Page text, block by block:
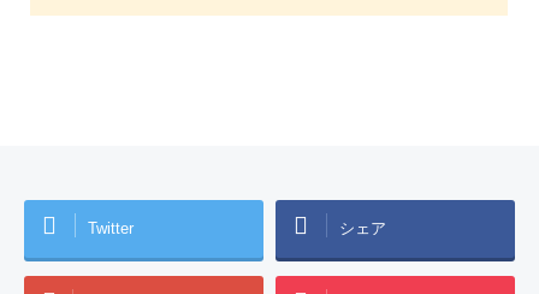
Twitter シェア